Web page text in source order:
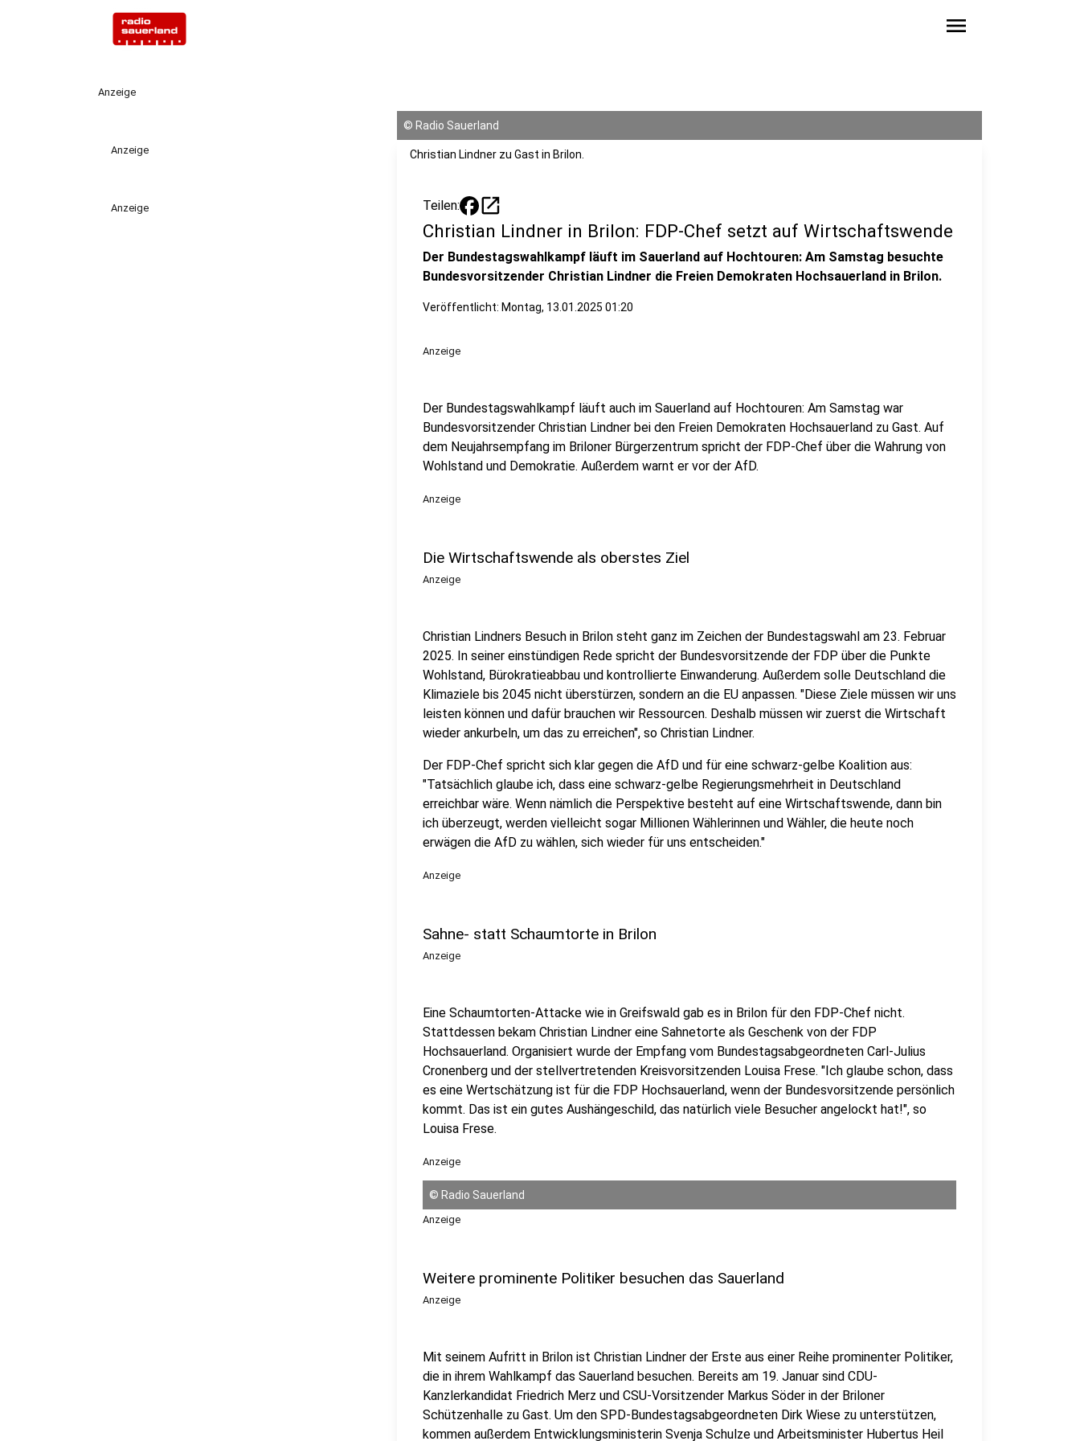
menu
Anzeige
Anzeige
Anzeige
© Radio Sauerland
Christian Lindner zu Gast in Brilon.
Teilen: open_in_new
Christian Lindner in Brilon: FDP-Chef setzt auf Wirtschaftswende
Der Bundestagswahlkampf läuft im Sauerland auf Hochtouren: Am Samstag besuchte
Bundesvorsitzender Christian Lindner die Freien Demokraten Hochsauerland in Brilon.
Veröffentlicht: Montag, 13.01.2025 01:20
Anzeige
Der Bundestagswahlkampf läuft auch im Sauerland auf Hochtouren: Am Samstag war
Bundesvorsitzender Christian Lindner bei den Freien Demokraten Hochsauerland zu Gast. Auf
dem Neujahrsempfang im Briloner Bürgerzentrum spricht der FDP-Chef über die Wahrung von
Wohlstand und Demokratie. Außerdem warnt er vor der AfD.
Anzeige
Die Wirtschaftswende als oberstes Ziel
Anzeige
Christian Lindners Besuch in Brilon steht ganz im Zeichen der Bundestagswahl am 23. Februar
2025. In seiner einstündigen Rede spricht der Bundesvorsitzende der FDP über die Punkte
Wohlstand, Bürokratieabbau und kontrollierte Einwanderung. Außerdem solle Deutschland die
Klimaziele bis 2045 nicht überstürzen, sondern an die EU anpassen. "Diese Ziele müssen wir uns
leisten können und dafür brauchen wir Ressourcen. Deshalb müssen wir zuerst die Wirtschaft
wieder ankurbeln, um das zu erreichen", so Christian Lindner.
Der FDP-Chef spricht sich klar gegen die AfD und für eine schwarz-gelbe Koalition aus:
"Tatsächlich glaube ich, dass eine schwarz-gelbe Regierungsmehrheit in Deutschland
erreichbar wäre. Wenn nämlich die Perspektive besteht auf eine Wirtschaftswende, dann bin
ich überzeugt, werden vielleicht sogar Millionen Wählerinnen und Wähler, die heute noch
erwägen die AfD zu wählen, sich wieder für uns entscheiden."
Anzeige
Sahne- statt Schaumtorte in Brilon
Anzeige
Eine Schaumtorten-Attacke wie in Greifswald gab es in Brilon für den FDP-Chef nicht.
Stattdessen bekam Christian Lindner eine Sahnetorte als Geschenk von der FDP
Hochsauerland. Organisiert wurde der Empfang vom Bundestagsabgeordneten Carl-Julius
Cronenberg und der stellvertretenden Kreisvorsitzenden Louisa Frese. "Ich glaube schon, dass
es eine Wertschätzung ist für die FDP Hochsauerland, wenn der Bundesvorsitzende persönlich
kommt. Das ist ein gutes Aushängeschild, das natürlich viele Besucher angelockt hat!", so
Louisa Frese.
Anzeige
© Radio Sauerland
Anzeige
Weitere prominente Politiker besuchen das Sauerland
Anzeige
Mit seinem Aufritt in Brilon ist Christian Lindner der Erste aus einer Reihe prominenter Politiker,
die in ihrem Wahlkampf das Sauerland besuchen. Bereits am 19. Januar sind CDU-
Kanzlerkandidat Friedrich Merz und CSU-Vorsitzender Markus Söder in der Briloner
Schützenhalle zu Gast. Um den SPD-Bundestagsabgeordneten Dirk Wiese zu unterstützen,
kommen außerdem Entwicklungsministerin Svenja Schulze und Arbeitsminister Hubertus Heil